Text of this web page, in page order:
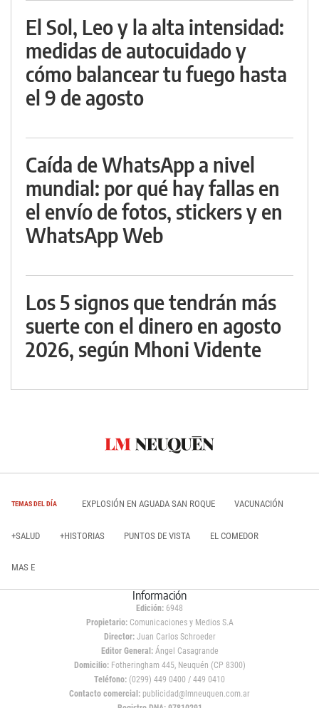
El Sol, Leo y la alta intensidad:
medidas de autocuidado y
cómo balancear tu fuego hasta
el 9 de agosto
Caída de WhatsApp a nivel
mundial: por qué hay fallas en
el envío de fotos, stickers y en
WhatsApp Web
Los 5 signos que tendrán más
suerte con el dinero en agosto
2026, según Mhoni Vidente
TEMAS DEL DÍA EXPLOSIÓN EN AGUADA SAN ROQUE VACUNACIÓN
+SALUD +HISTORIAS PUNTOS DE VISTA EL COMEDOR
MAS E
Información
Edición: 6948
Propietario:Comunicaciones y Medios S.A
Director: Juan Carlos Schroeder
Editor General:Ángel Casagrande
Domicilio:Fotheringham 445, Neuquén (CP 8300)
Teléfono: (0299) 449 0400 / 449 0410
Contacto comercial: publicidad@lmneuquen.com.ar